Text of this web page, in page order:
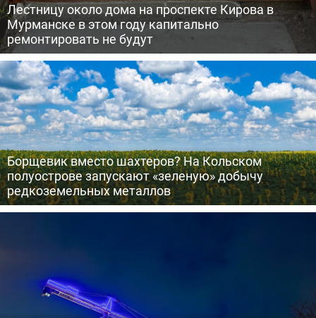
Лестницу около дома на проспекте Кирова в
Мурманске в этом году капитально
ремонтировать не будут
Борщевик вместо шахтеров? На Кольском
полуострове запускают «зеленую» добычу
редкоземельных металлов